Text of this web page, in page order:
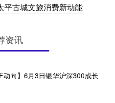
平古城文旅消费新动能
资讯
动向】6月3日银华沪深300成长